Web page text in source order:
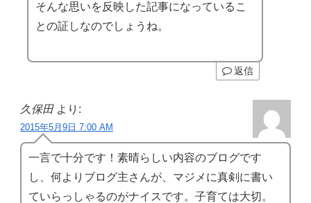
そんな思いを反映した記事になっているこ
との証しなのでしょうね。
返信
久保田 より:
2015年5月9日 7:00 AM
一言で十分です！素晴らしい内容のブログです
し、何よりブログ主さんが、マジメに真剣に書い
ていらっしゃるのがナイスです。子育ては大切。